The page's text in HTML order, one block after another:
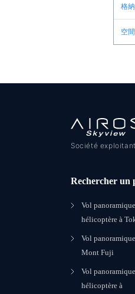
格
空
Société
Rechercher un
Vol
hélicoptère à
Vol
Mont Fuji
Vol
hélicoptère à